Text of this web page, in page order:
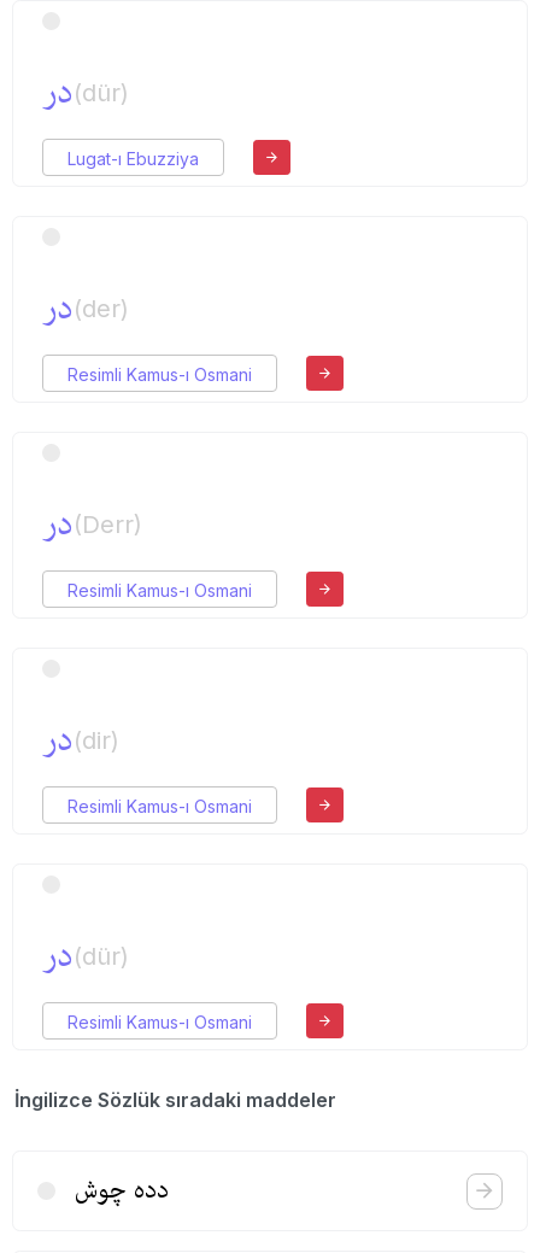
در(dür)
Lugat-ı Ebuzziya
در(der)
Resimli Kamus-ı Osmani
در(Derr)
Resimli Kamus-ı Osmani
در(dir)
Resimli Kamus-ı Osmani
در(dür)
Resimli Kamus-ı Osmani
İngilizce Sözlük sıradaki maddeler
دده چوش